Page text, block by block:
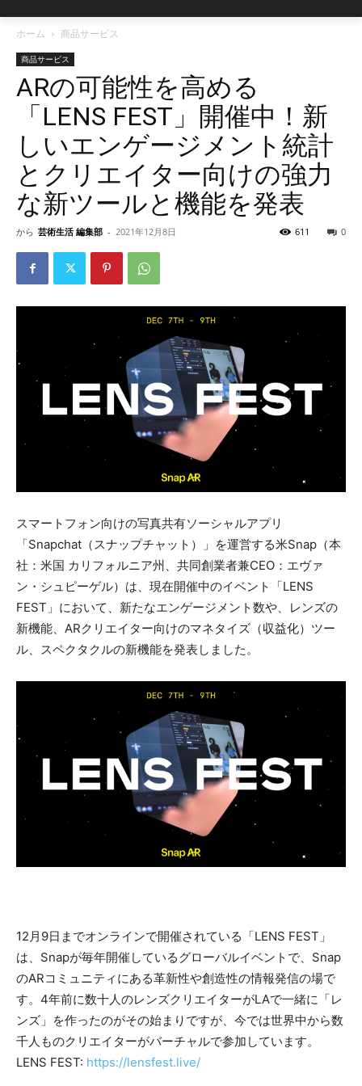
ホーム 商品サービス
商品サービス
ARの可能性を高める
「LENS FEST」開催中！新
しいエンゲージメント統計
とクリエイター向けの強力
な新ツールと機能を発表
から 芸術生活 編集部 - 2021年12月8日 0
611
スマートフォン向けの写真共有ソーシャルアプリ
「Snapchat（スナップチャット）」を運営する米Snap（本
社：米国 カリフォルニア州、共同創業者兼CEO：エヴァ
ン・シュピーゲル）は、現在開催中のイベント「LENS
FEST」において、新たなエンゲージメント数や、レンズの
新機能、ARクリエイター向けのマネタイズ（収益化）ツー
ル、スペクタクルの新機能を発表しました。
12月9日までオンラインで開催されている「LENS FEST」
は、Snapが毎年開催しているグローバルイベントで、Snap
のARコミュニティにある革新性や創造性の情報発信の場で
す。4年前に数十人のレンズクリエイターがLAで一緒に「レ
ンズ」を作ったのがその始まりですが、今では世界中から数
千人ものクリエイターがバーチャルで参加しています。
LENS FEST: https://lensfest.live/